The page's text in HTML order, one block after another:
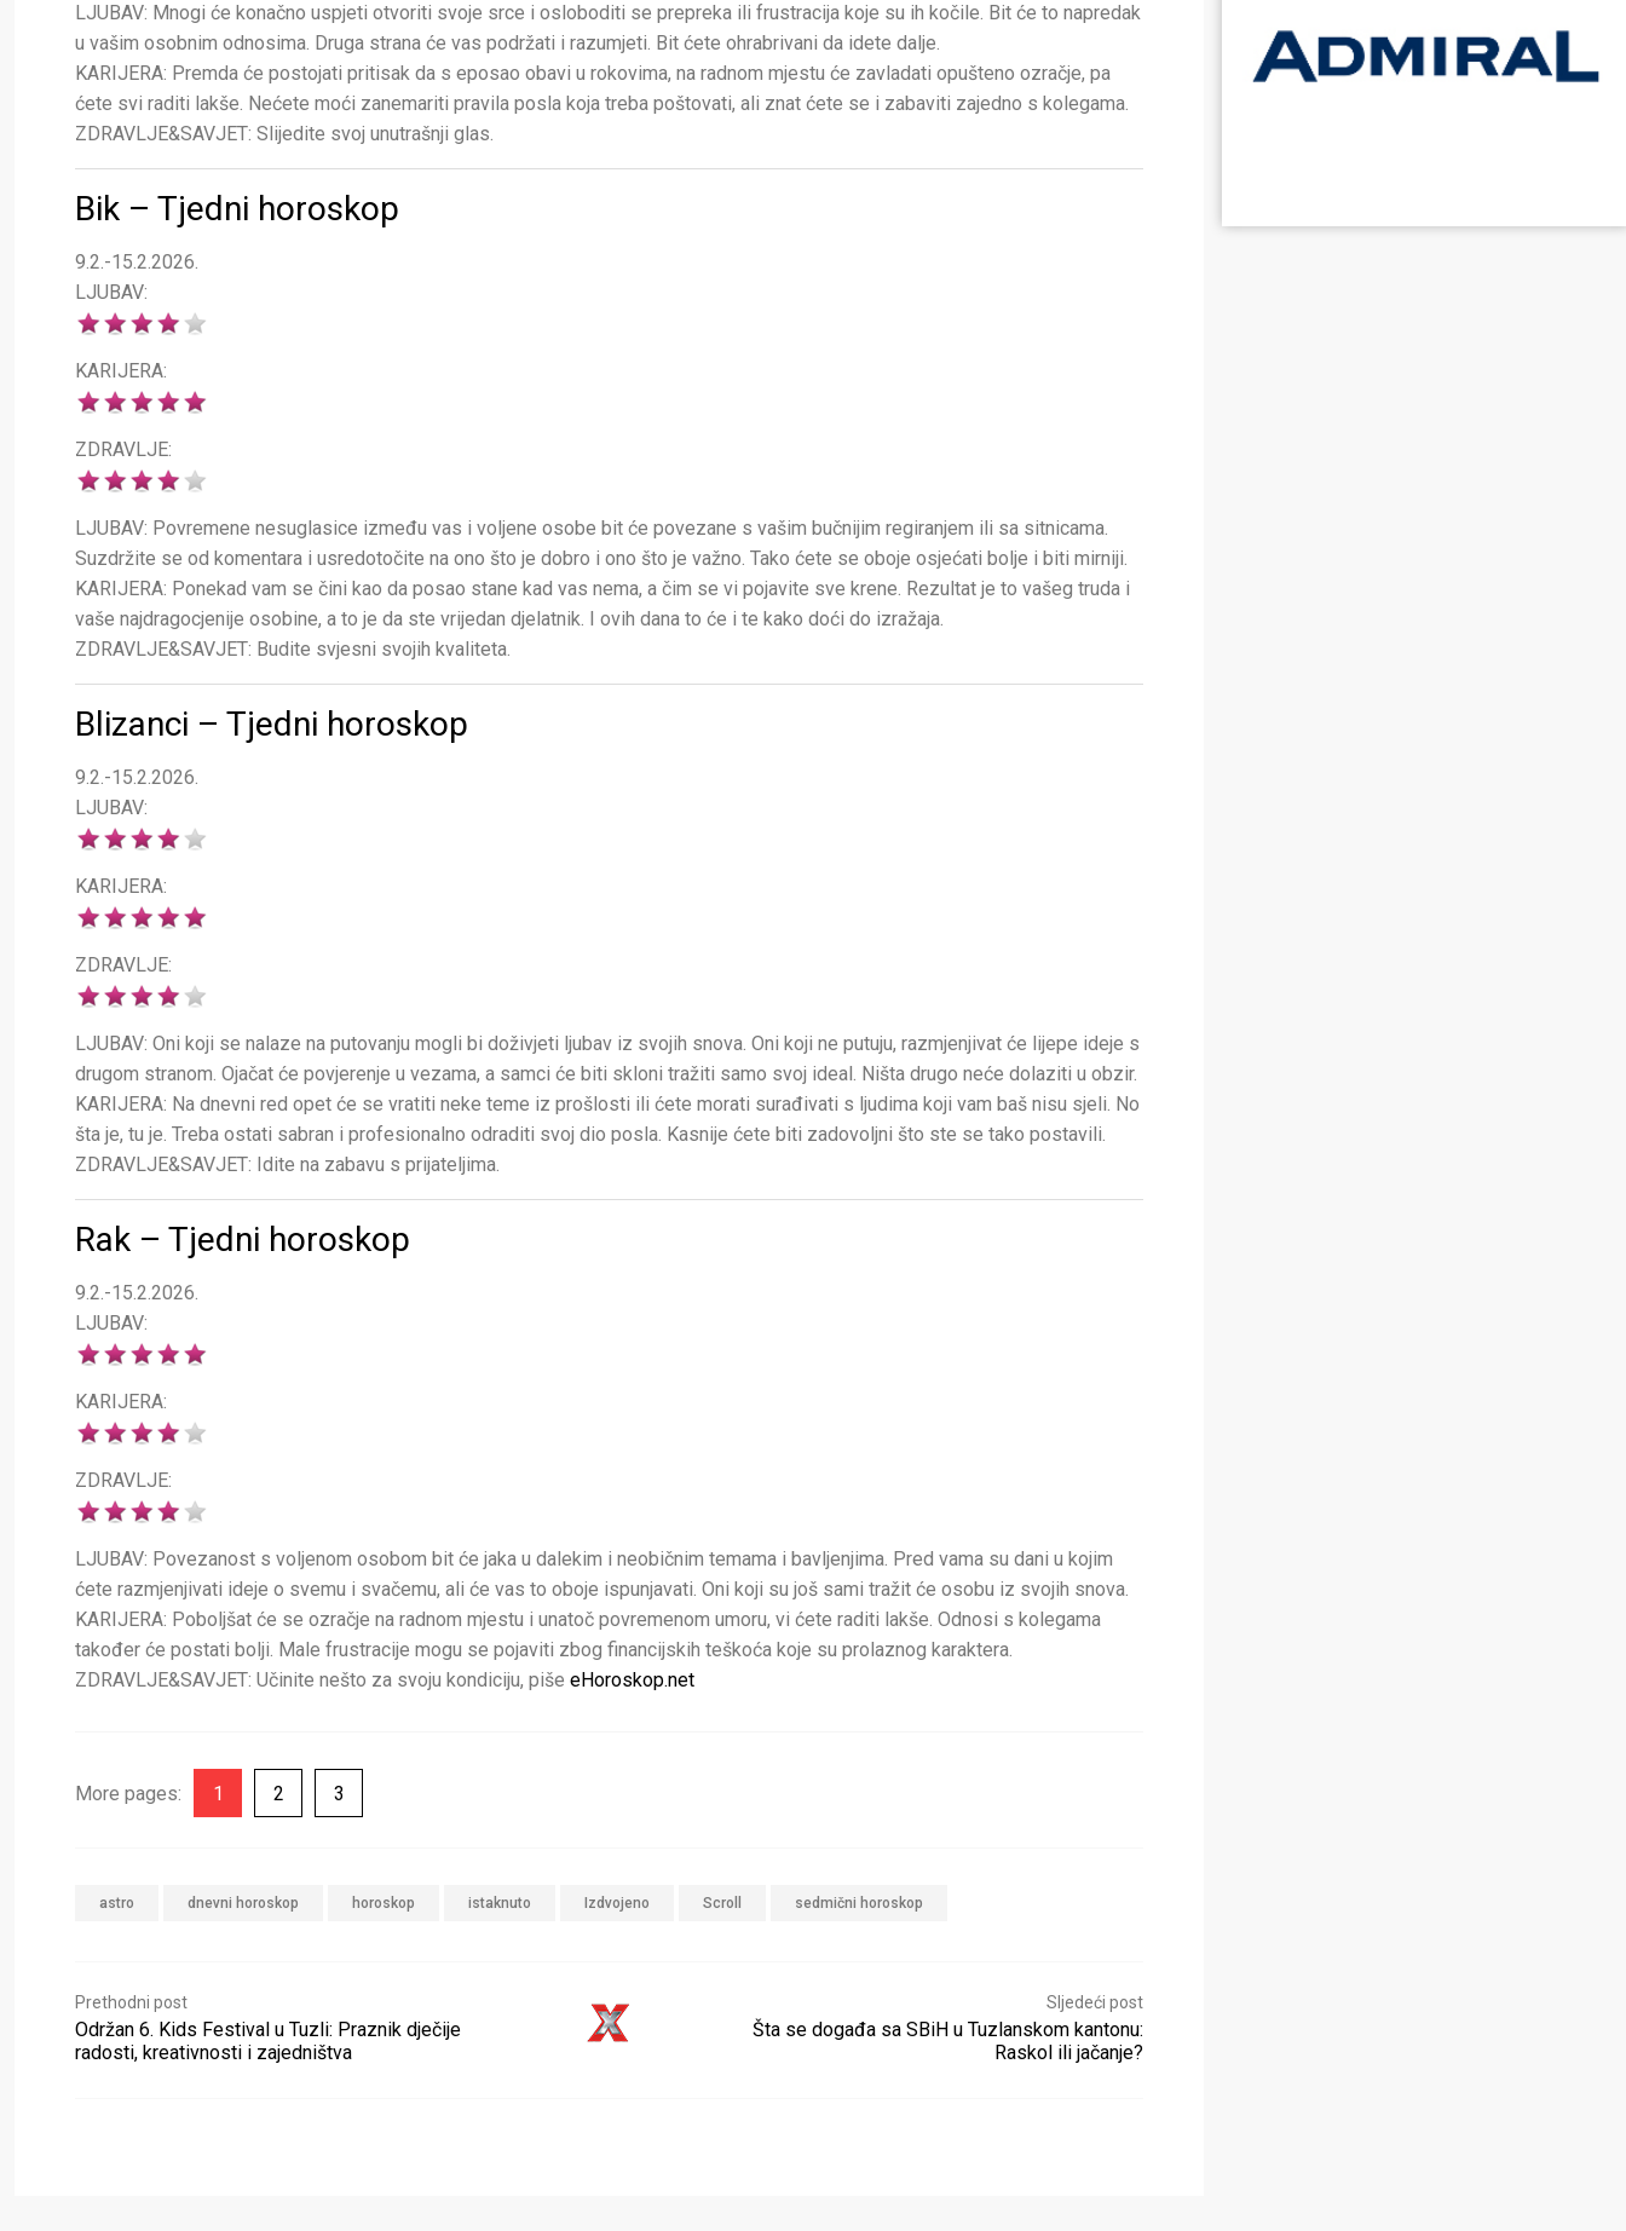
LJUBAV: Mnogi će konačno uspjeti otvoriti svoje srce i osloboditi se prepreka ili frustracija koje su ih kočile. Bit će to napredak
u vašim osobnim odnosima. Druga strana će vas podržati i razumjeti. Bit ćete ohrabrivani da idete dalje.
KARIJERA: Premda će postojati pritisak da s eposao obavi u rokovima, na radnom mjestu će zavladati opušteno ozračje, pa
ćete svi raditi lakše. Nećete moći zanemariti pravila posla koja treba poštovati, ali znat ćete se i zabaviti zajedno s kolegama.
ZDRAVLJE&SAVJET: Slijedite svoj unutrašnji glas.
Bik – Tjedni horoskop
9.2.-15.2.2026.
LJUBAV:
KARIJERA:
ZDRAVLJE:
LJUBAV: Povremene nesuglasice između vas i voljene osobe bit će povezane s vašim bučnijim regiranjem ili sa sitnicama.
Suzdržite se od komentara i usredotočite na ono što je dobro i ono što je važno. Tako ćete se oboje osjećati bolje i biti mirniji.
KARIJERA: Ponekad vam se čini kao da posao stane kad vas nema, a čim se vi pojavite sve krene. Rezultat je to vašeg truda i
vaše najdragocjenije osobine, a to je da ste vrijedan djelatnik. I ovih dana to će i te kako doći do izražaja.
ZDRAVLJE&SAVJET: Budite svjesni svojih kvaliteta.
Blizanci – Tjedni horoskop
9.2.-15.2.2026.
LJUBAV:
KARIJERA:
ZDRAVLJE:
LJUBAV: Oni koji se nalaze na putovanju mogli bi doživjeti ljubav iz svojih snova. Oni koji ne putuju, razmjenjivat će lijepe ideje s
drugom stranom. Ojačat će povjerenje u vezama, a samci će biti skloni tražiti samo svoj ideal. Ništa drugo neće dolaziti u obzir.
KARIJERA: Na dnevni red opet će se vratiti neke teme iz prošlosti ili ćete morati surađivati s ljudima koji vam baš nisu sjeli. No
šta je, tu je. Treba ostati sabran i profesionalno odraditi svoj dio posla. Kasnije ćete biti zadovoljni što ste se tako postavili.
ZDRAVLJE&SAVJET: Idite na zabavu s prijateljima.
Rak – Tjedni horoskop
9.2.-15.2.2026.
LJUBAV:
KARIJERA:
ZDRAVLJE:
LJUBAV: Povezanost s voljenom osobom bit će jaka u dalekim i neobičnim temama i bavljenjima. Pred vama su dani u kojim
ćete razmjenjivati ideje o svemu i svačemu, ali će vas to oboje ispunjavati. Oni koji su još sami tražit će osobu iz svojih snova.
KARIJERA: Poboljšat će se ozračje na radnom mjestu i unatoč povremenom umoru, vi ćete raditi lakše. Odnosi s kolegama
također će postati bolji. Male frustracije mogu se pojaviti zbog financijskih teškoća koje su prolaznog karaktera.
ZDRAVLJE&SAVJET: Učinite nešto za svoju kondiciju, piše eHoroskop.net
More pages: 1 2 3
astro dnevni horoskop horoskop istaknuto Izdvojeno Scroll sedmični horoskop
Prethodni post
Održan 6. Kids Festival u Tuzli: Praznik dječije
radosti, kreativnosti i zajedništva
Sljedeći post
Šta se događa sa SBiH u Tuzlanskom kantonu:
Raskol ili jačanje?